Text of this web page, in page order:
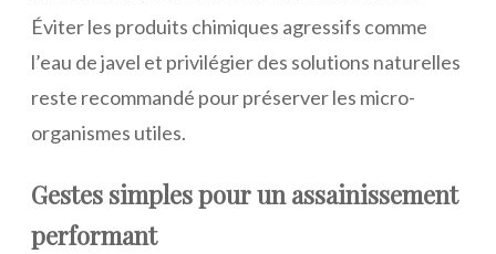
Éviter les produits chimiques agressifs comme
l’eau de javel et privilégier des solutions naturelles
reste recommandé pour préserver les micro-
organismes utiles.
Gestes simples pour un assainissement
performant